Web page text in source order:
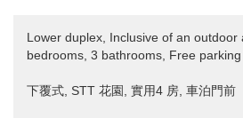
Lower duplex, Inclusive of an
bedrooms, 3 bathrooms, Free
下覆式, STT 花園, 實用4 房, 車泊門前